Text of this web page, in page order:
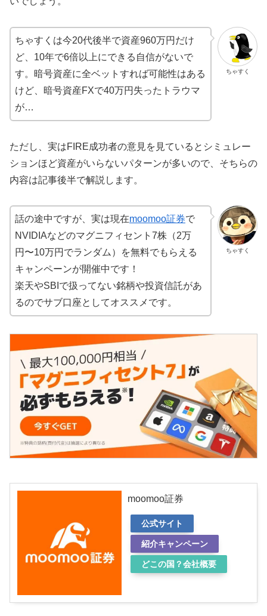
ちゃすく
ちゃすくは今20代後半で資産960万円だけ
ど、10年で6倍以上にできる自信がないで
す。暗号資産に全ベットすれば可能性はある
けど、暗号資産FXで40万円失ったトラウマ
が…
ただし、実はFIRE成功者の意見を見ているとシミュレー
ションほど資産がいらないパターンが多いので、そちらの
内容は記事後半で解説します。
ちゃすく
話の途中ですが、実は現在moomoo証券で
NVIDIAなどのマグニフィセント7株（2万
円〜10万円でランダム）を無料でもらえる
キャンペーンが開催中です！
楽天やSBIで扱ってない銘柄や投資信託があ
るのでサブ口座としてオススメです。
moomoo証券
公式サイト
紹介キャンペーン
どこの国？会社概要